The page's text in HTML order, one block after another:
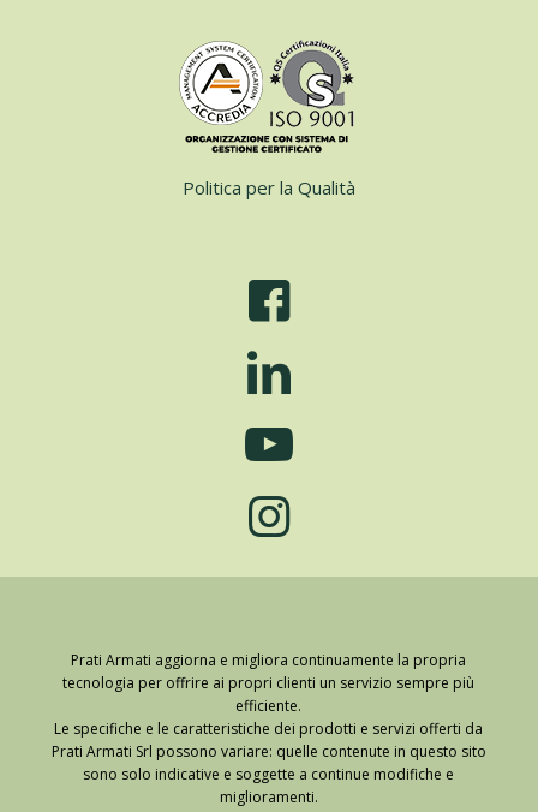
Politica per la Qualità
Prati Armati aggiorna e migliora continuamente la propria
tecnologia per offrire ai propri clienti un servizio sempre più
efficiente.
Le specifiche e le caratteristiche dei prodotti e servizi offerti da
Prati Armati Srl possono variare: quelle contenute in questo sito
sono solo indicative e soggette a continue modifiche e
miglioramenti.